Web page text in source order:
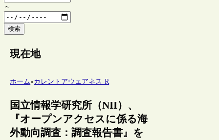
～
検索
現在地
ホーム»カレントアウェアネス-R
国立情報学研究所（NII）、
『オープンアクセスに係る海
外動向調査：調査報告書』を